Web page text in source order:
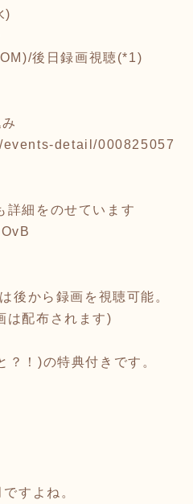
)
後日録画視聴(*1)
detail/000825057
細をのせています
後から録画を視聴可能。
は配布されます)
！)の特典付きです。
すよね。